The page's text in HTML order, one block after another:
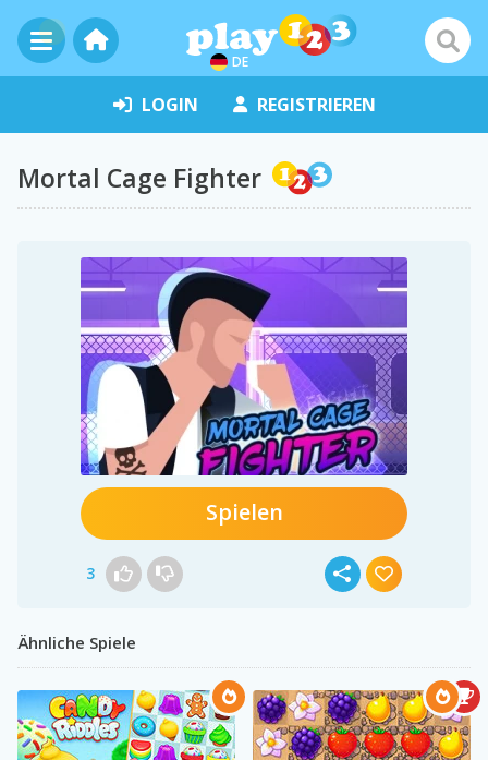
DE
LOGIN REGISTRIEREN
Mortal Cage Fighter
Spielen
3
Ähnliche Spiele